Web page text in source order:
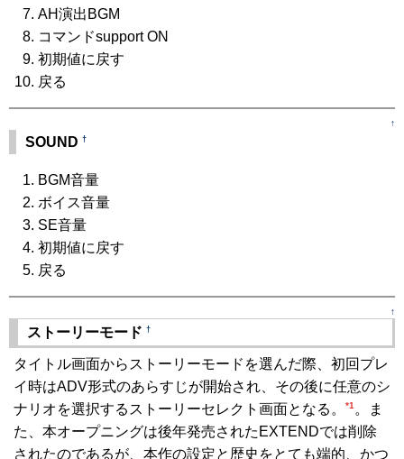
AH演出BGM
コマンドsupport ON
初期値に戻す
戻る
↑
SOUND †
BGM音量
ボイス音量
SE音量
初期値に戻す
戻る
↑
ストーリーモード †
タイトル画面からストーリーモードを選んだ際、初回プレ
イ時はADV形式のあらすじが開始され、その後に任意のシ
ナリオを選択するストーリーセレクト画面となる。
*1 。ま
た、本オープニングは後年発売されたEXTENDでは削除
されたのであるが、本作の設定と歴史をとても端的、かつ